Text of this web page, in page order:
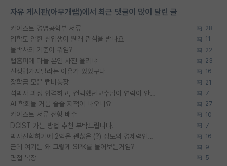
자유 게시판(아무개랩)에서 최근 댓글이 많이 달린 글
카이스트 경영공학부 서류 28
입학도 안한 신입생이 원래 관심을 받나요 11
물박사의 기준이 뭐임? 22
랩홈피에 다들 본인 사진 올리냐 23
신생랩가지말라는 이유가 있었구나 16
장학금 모은 랩비통장 21
석박사 과정 합격하고, 컨택했던교수님이 연락이 안됩니다... 7
AI 학회들 거품 슬슬 지적이 나오네요 27
카이스트 서류 전형 배수 10
DGIST 가는 방법 추천 부탁드립니다. 7
박사진학하기에 2억은 괜찮은 (?) 정도의 경제력인가요 16
근데 여기는 왜 그렇게 SPK를 물어보는거임? 9
면접 복장 5